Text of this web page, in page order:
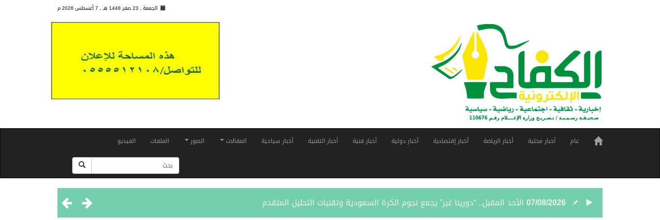
الجمعة , 23 صفر 1448 هـ , 7 أغسطس 2026 م
عام أخبار محلية أخبار الرياضة أخبار إقتصادية أخبار دولية أخبار فنية أخبار التقنية أخبار سياحية المقالات الصور الملفات الفيديو
07/08/2026 الأحد المقبل.. “دورينا غير” يجمع نجوم الكرة السعودية وتقنيات التحليل المتقدم